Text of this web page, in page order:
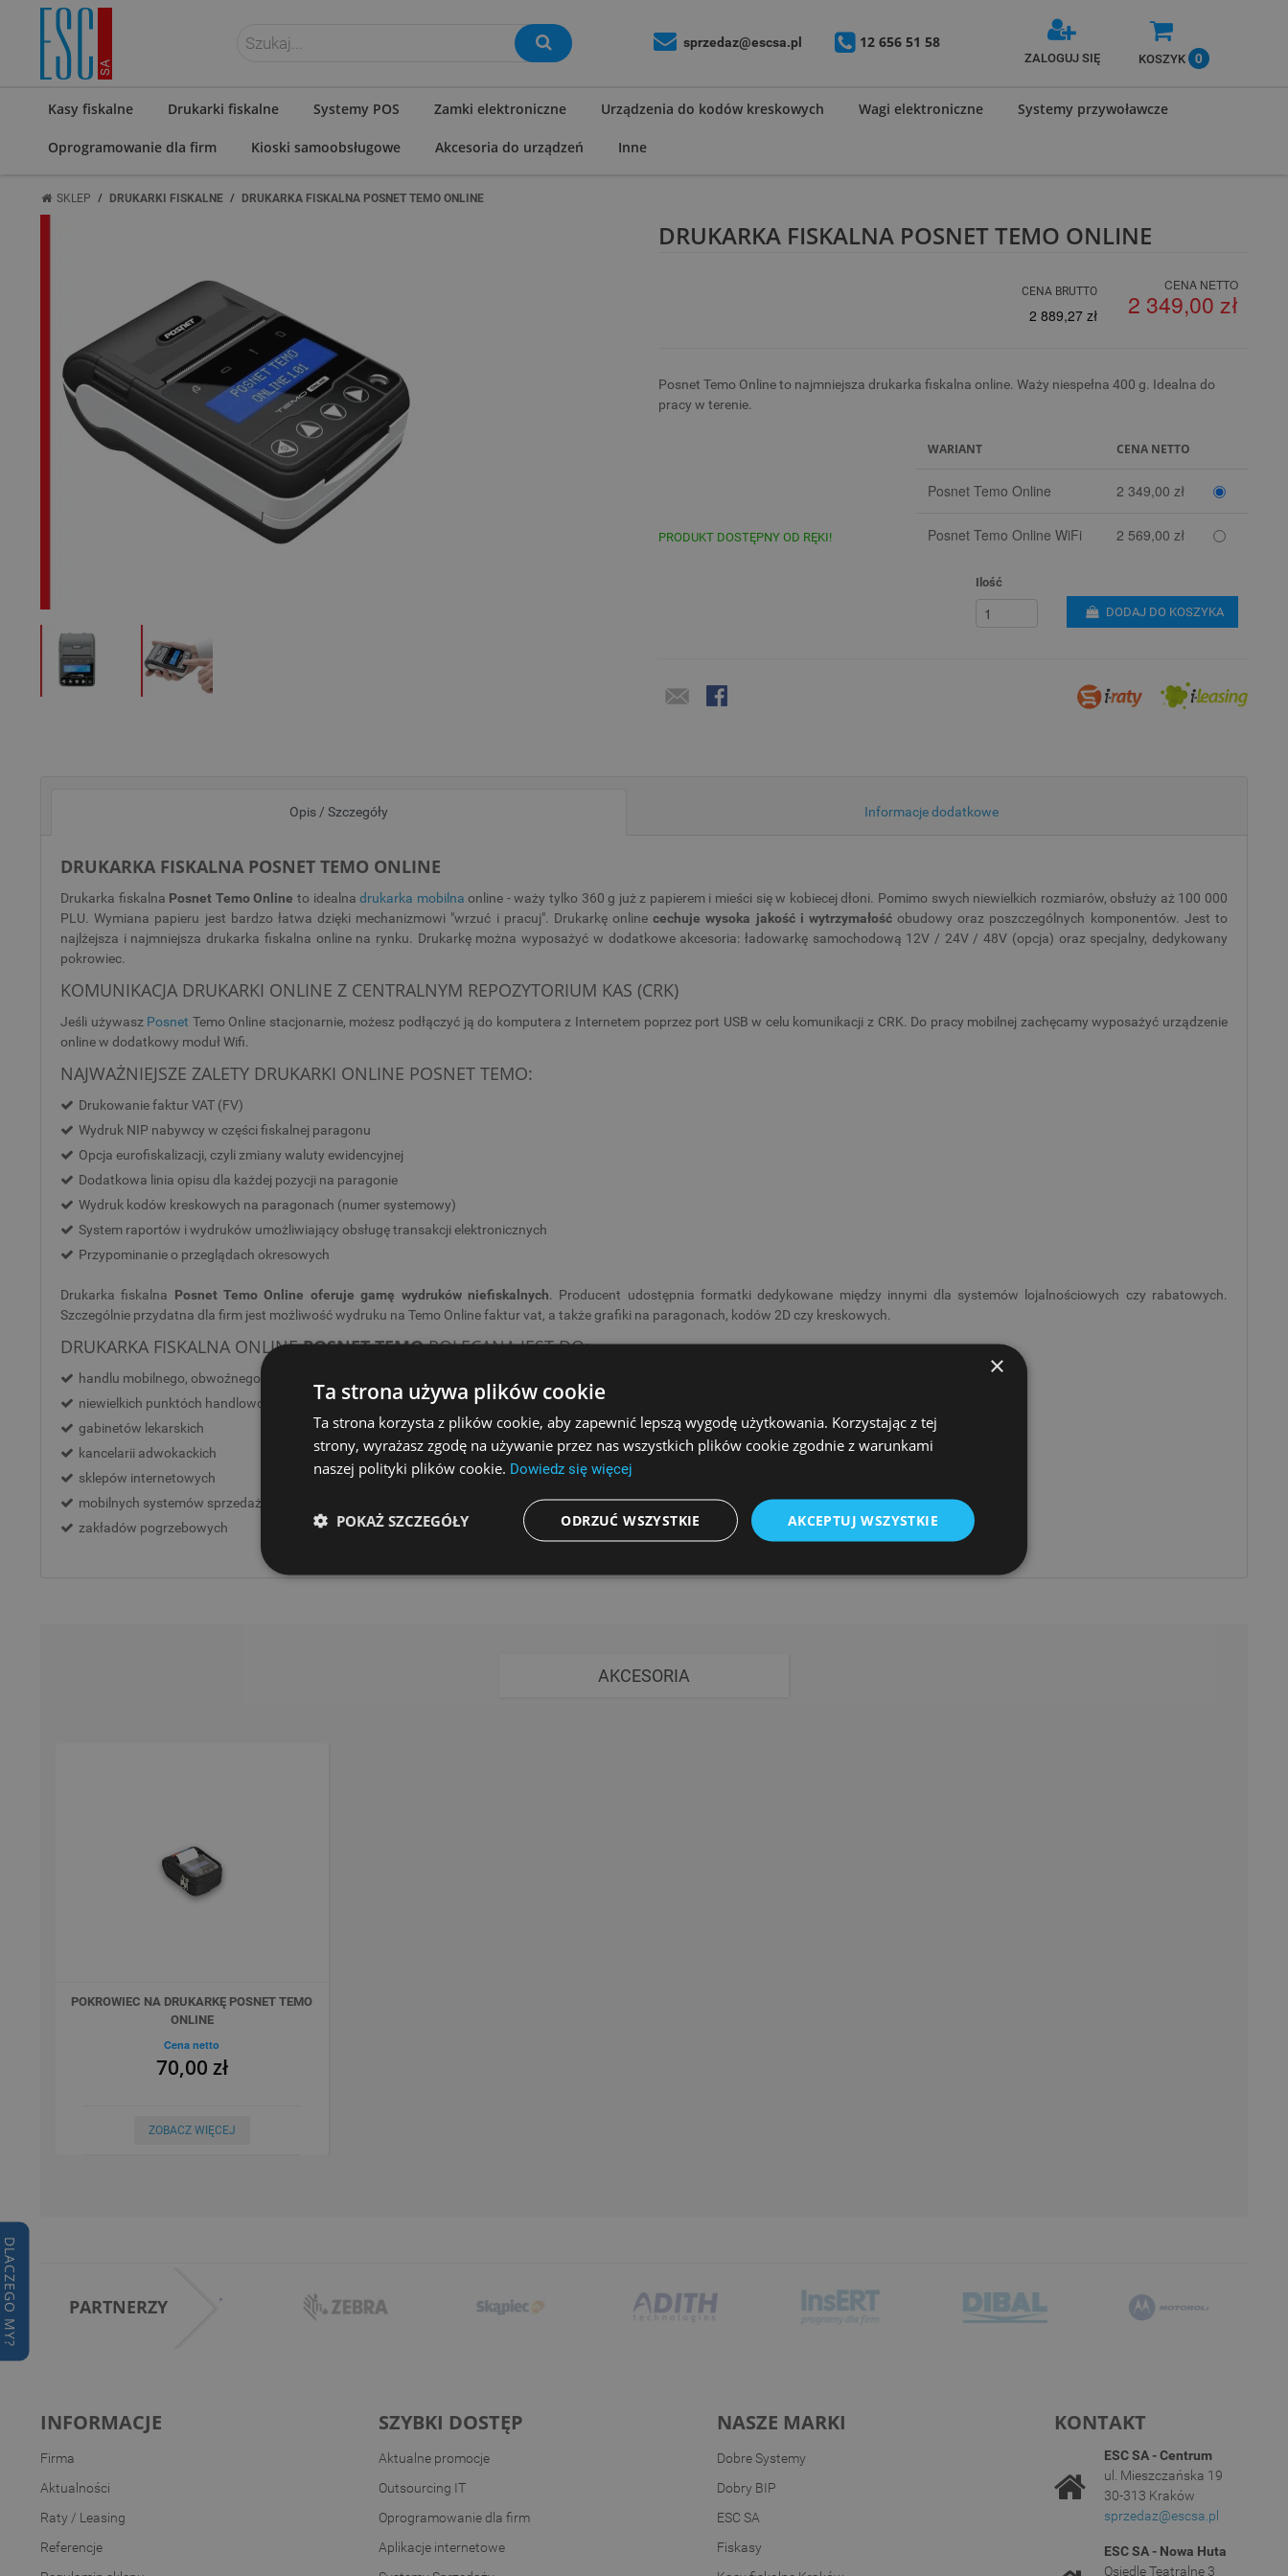
DLACZEGO MY?
ZALOGUJ SIĘ sprzedaz@escsa.pl 12 656 51 58
ZALOGUJ SIĘ KOSZYK 0
Kasy fiskalne Drukarki fiskalne Systemy POS Zamki elektroniczne Urządzenia do kodów kreskowych Wagi elektroniczne Systemy przywoławcze
Oprogramowanie dla firm Kioski samoobsługowe Akcesoria do urządzeń Inne
SKLEP / DRUKARKI FISKALNE / DRUKARKA FISKALNA POSNET TEMO ONLINE
DRUKARKA FISKALNA POSNET TEMO ONLINE
CENA BRUTTO
2 889,27 zł
CENA NETTO
2 349,00 zł
Posnet Temo Online to najmniejsza drukarka fiskalna online. Waży niespełna 400 g. Idealna do
pracy w terenie.
PRODUKT DOSTĘPNY OD RĘKI!
WARIANT CENA NETTO
Posnet Temo Online 2 349,00 zł
Posnet Temo Online WiFi 2 569,00 zł
Ilość
DODAJ DO KOSZYKA
Opis / Szczegóły Informacje dodatkowe
DRUKARKA FISKALNA POSNET TEMO ONLINE
Drukarka fiskalna Posnet Temo Online to idealnadrukarka mobilna online - waży tylko 360 g już z papierem i mieści się w kobiecej dłoni. Pomimo swych niewielkich rozmiarów, obsłuży aż 100 000
PLU. Wymiana papieru jest bardzo łatwa dzięki mechanizmowi "wrzuć i pracuj". Drukarkę onlinecechuje wysoka jakość i wytrzymałośćobudowy oraz poszczególnych komponentów. Jest to
najlżejsza i najmniejsza drukarka fiskalna online na rynku. Drukarkę można wyposażyć w dodatkowe akcesoria: ładowarkę samochodową 12V / 24V / 48V (opcja) oraz specjalny, dedykowany
pokrowiec.
KOMUNIKACJA DRUKARKI ONLINE Z CENTRALNYM REPOZYTORIUM KAS (CRK)
Jeśli używasz Posnet Temo Online stacjonarnie, możesz podłączyć ją do komputera z Internetem poprzez port USB w celu komunikacji z CRK. Do pracy mobilnej zachęcamy wyposażyć urządzenie
online w dodatkowy moduł Wifi.
NAJWAŻNIEJSZE ZALETY DRUKARKI ONLINE POSNET TEMO:
Drukowanie faktur VAT (FV)
Wydruk NIP nabywcy w części fiskalnej paragonu
Opcja eurofiskalizacji, czyli zmiany waluty ewidencyjnej
Dodatkowa linia opisu dla każdej pozycji na paragonie
Wydruk kodów kreskowych na paragonach (numer systemowy)
System raportów i wydruków umożliwiający obsługę transakcji elektronicznych
Przypominanie o przeglądach okresowych
Drukarka fiskalna Posnet Temo Online oferuje gamę wydruków niefiskalnych. Producent udostępnia formatki dedykowane między innymi dla systemów lojalnościowych czy rabatowych.
Szczególnie przydatna dla firm jest możliwość wydruku na Temo Online faktur vat, a także grafiki na paragonach, kodów 2D czy kreskowych.
DRUKARKA FISKALNA ONLINEPOSNET TEMOPOLECANA JEST DO:
handlu mobilnego, obwoźnego
niewielkich punktóch handlowo-usługowych
gabinetów lekarskich
kancelarii adwokackich
sklepów internetowych
mobilnych systemów sprzedaży np. dystrybucji gazu
zakładów pogrzebowych
AKCESORIA
POKROWIEC NA DRUKARKĘ POSNET TEMO
ONLINE
Cena netto
70,00 zł
ZOBACZ WIĘCEJ
PARTNERZY
INFORMACJE
Firma
Aktualności
Raty / Leasing
Referencje
SZYBKI DOSTĘP
Aktualne promocje
Outsourcing IT
Oprogramowanie dla firm
Aplikacje internetowe
NASZE MARKI
Dobre Systemy
Dobry BIP
ESC SA
Fiskasy
KONTAKT
ESC SA - Centrum
ul. Mieszczańska 19
30-313 Kraków
sprzedaz@escsa.pl
ESC SA - Nowa Huta
Osiedle Teatralne 3
×
Ta strona używa plików cookie
Ta strona korzysta z plików cookie, aby zapewnić lepszą wygodę użytkowania. Korzystając z tej
strony, wyrażasz zgodę na używanie przez nas wszystkich plików cookie zgodnie z warunkami
naszej polityki plików cookie. Dowiedz się więcej
AKCEPTUJ WSZYSTKIE
ODRZUĆ WSZYSTKIE
POKAŻ SZCZEGÓŁY